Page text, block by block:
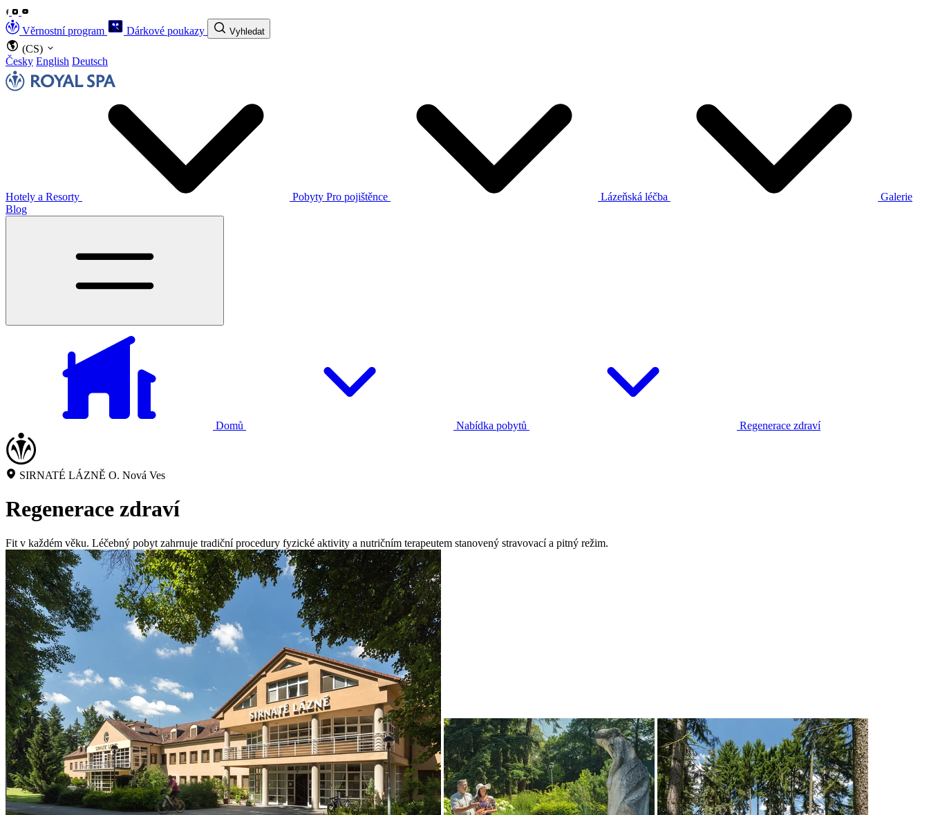
Věrnostní program Dárkové poukazy Vyhledat
(CS)
Česky English Deutsch
Hotely a Resorty Pobyty Pro pojištěnce Lázeňská léčba
Galerie
Blog
Domů Nabídka pobytů Regenerace zdraví
SIRNATÉ LÁZNĚ O. Nová Ves
Regenerace zdraví
Fit v každém věku. Léčebný pobyt zahrnuje tradiční procedury fyzické aktivity a nutričním terapeutem stanovený stravovací a pitný režim.